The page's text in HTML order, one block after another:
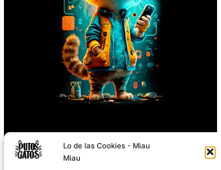
Lo de las Cookies - Miau
Miau